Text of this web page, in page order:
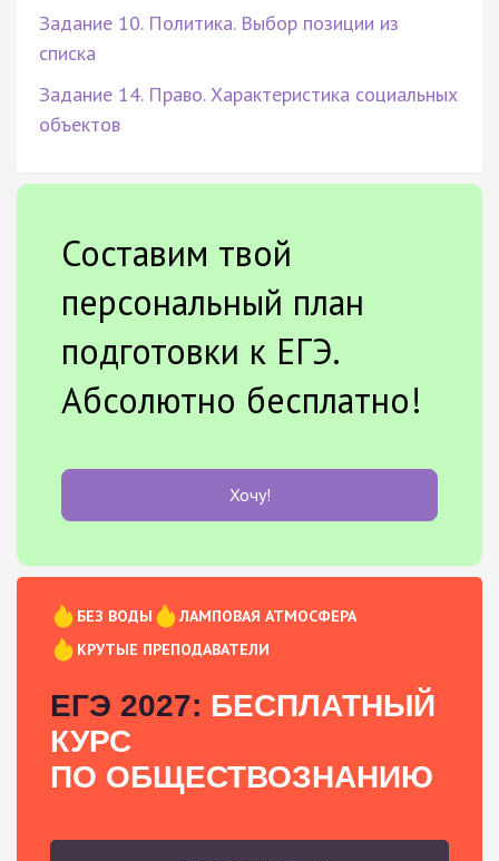
Задание 10. Политика. Выбор позиции из
списка
Задание 14. Право. Характеристика социальных
объектов
Составим твой
персональный план
подготовки к ЕГЭ.
Абсолютно бесплатно!
Хочу!
БЕЗ ВОДЫ
ЛАМПОВАЯ АТМОСФЕРА
КРУТЫЕ ПРЕПОДАВАТЕЛИ
ЕГЭ 2027: БЕСПЛАТНЫЙ
КУРС
ПО ОБЩЕСТВОЗНАНИЮ